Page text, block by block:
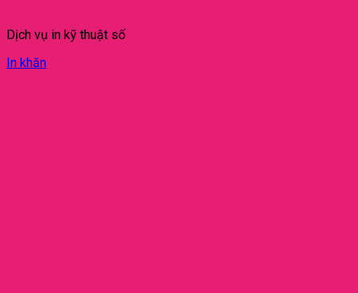
Dịch vụ in kỹ thuật số
In khăn